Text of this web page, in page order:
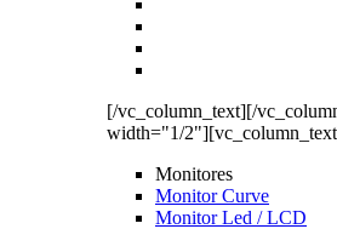
[/vc_column_text][/
width="1/
Monitores
Monitor Curve
Monitor Led / LCD